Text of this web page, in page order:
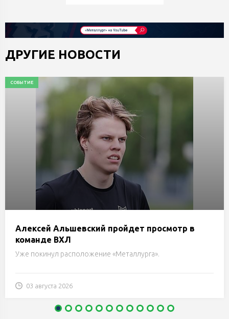
ДРУГИЕ НОВОСТИ
СОБЫТИЕ
Алексей Альшевский пройдет просмотр в
команде ВХЛ
Уже покинул расположение «Металлурга».
03 августа 2026